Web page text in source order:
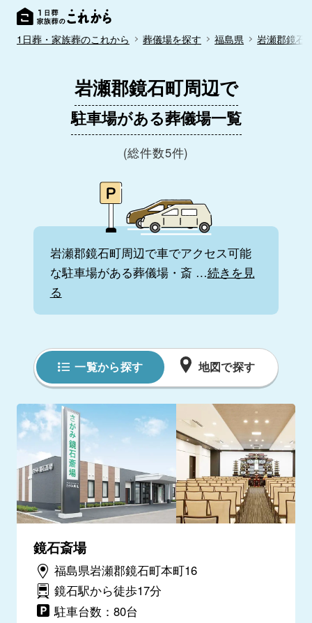
1日葬・家族葬のこれから 葬儀場を探す 福島県 岩瀬郡鏡石
岩瀬郡鏡石町周辺で
駐車場がある葬儀場一覧
(総件数5件)
岩瀬郡鏡石町周辺で車でアクセス可能
な駐車場がある葬儀場・斎 …続きを見
る
一覧から探す 地図で探す
鏡石斎場
福島県岩瀬郡鏡石町本町16
鏡石駅から徒歩17分
駐車台数：80台